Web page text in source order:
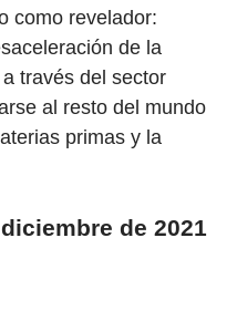
como revelador:
de la
través del sector
al resto del mundo
primas y la
de 2021